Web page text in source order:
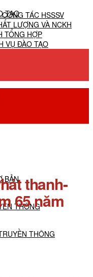
TẠO
BẢN
THÔNG
THÔNG
TÁC HSSSV
LƯỢNG VÀ NCKH
TỔNG HỢP
VỤ ĐÀO TẠO
thanh-
65 năm